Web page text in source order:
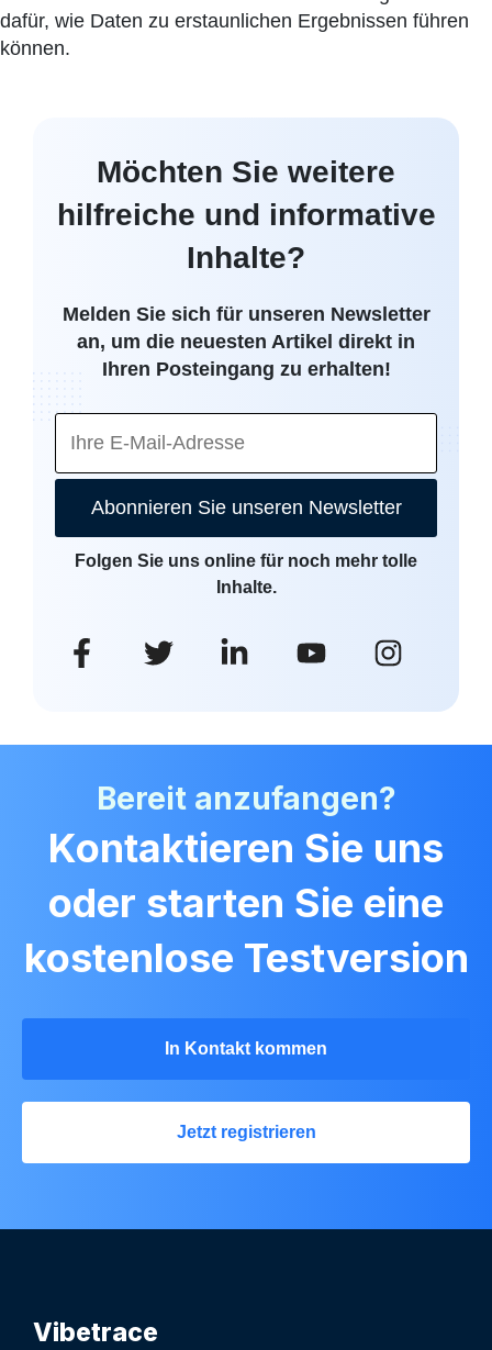
dafür, wie Daten zu erstaunlichen Ergebnissen führen
können.
Möchten Sie weitere
hilfreiche und informative
Inhalte?
Melden Sie sich für unseren Newsletter
an, um die neuesten Artikel direkt in
Ihren Posteingang zu erhalten!
Abonnieren Sie unseren Newsletter
Folgen Sie uns online für noch mehr tolle
Inhalte.
Bereit anzufangen?
Kontaktieren Sie uns
oder starten Sie eine
kostenlose Testversion
In Kontakt kommen
Jetzt registrieren
Vibetrace